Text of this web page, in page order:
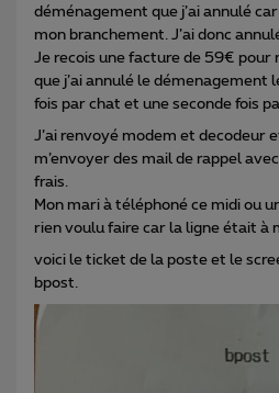
déménagement que j’ai annulé
mon branchement. J’ai donc
Je recois une facture de 59€ pour
que j’ai annulé le démenagement
fois par chat et une seconde fois
J’ai renvoyé modem et decodeur
m’envoyer des mail de rappel
frais.
Mon mari à téléphoné ce midi ou
rien voulu faire car la ligne était à
voici le ticket de la poste et le
bpost.